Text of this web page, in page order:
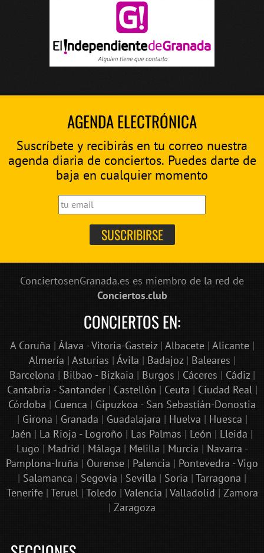
AGENDA ELECTRÓNICA
Suscríbete y recibirás en tu correo nuestra
agenda diaria de conciertos. Puedes darte de
baja en cualquier momento
ConciertosenGranada.es es miembro de la red de
Conciertos.club
CONCIERTOS EN:
A Coruña | Álava - Vitoria-Gasteiz| Albacete| Alicante|
Almería | Asturias | Ávila | Badajoz| Baleares |
Barcelona | Bilbao - Bizkaia | Burgos | Cáceres | Cádiz|
Cantabria - Santander| Castellón | Ceuta | Ciudad Real|
Córdoba | Cuenca | Gipuzkoa - San Sebastián-Donostia
| Girona | Granada | Guadalajara | Huelva | Huesca |
Jaén | La Rioja - Logroño | Las Palmas | León | Lleida |
Lugo | Madrid | Málaga | Melilla | Murcia | Navarra -
Pamplona-Iruña | Ourense | Palencia | Pontevedra - Vigo
| Salamanca | Segovia | Sevilla | Soria | Tarragona |
Tenerife| Teruel| Toledo | Valencia | Valladolid | Zamora
| Zaragoza